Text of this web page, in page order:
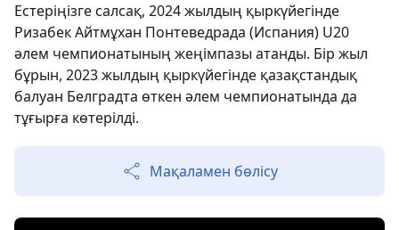
Естеріңізге салсақ, 2024 жылдың қыркүйегінде
Ризабек Айтмұхан Понтеведрада (Испания) U20
әлем чемпионатының жеңімпазы атанды. Бір жыл
бұрын, 2023 жылдың қыркүйегінде қазақстандық
балуан Белградта өткен әлем чемпионатында да
тұғырға көтерілді.
Мақаламен бөлісу